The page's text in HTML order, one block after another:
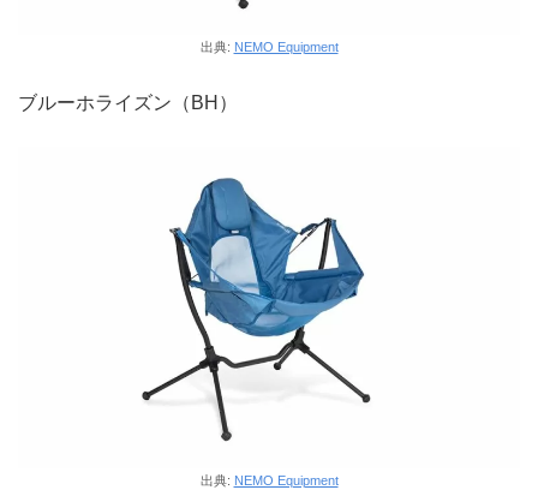
出典: NEMO Equipment
ブルーホライズン（BH）
出典: NEMO Equipment